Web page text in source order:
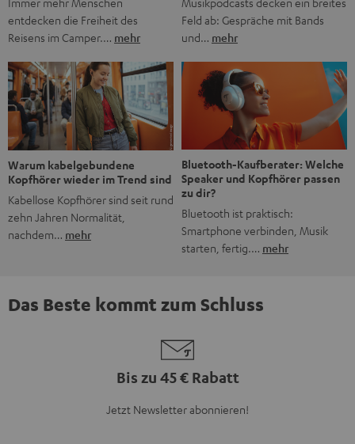
entdecken die Freiheit des
Reisens im Camper.… mehr
Feld ab: Gespräche mit Bands
und… mehr
Warum kabelgebundene
Kopfhörer wieder im Trend sind
Kabellose Kopfhörer sind seit rund
zehn Jahren Normalität,
nachdem… mehr
Bluetooth-Kaufberater: Welche
Speaker und Kopfhörer passen
zu dir?
Bluetooth ist praktisch:
Smartphone verbinden, Musik
starten, fertig.… mehr
Das Beste kommt zum Schluss
Bis zu 45 € Rabatt
Jetzt Newsletter abonnieren!